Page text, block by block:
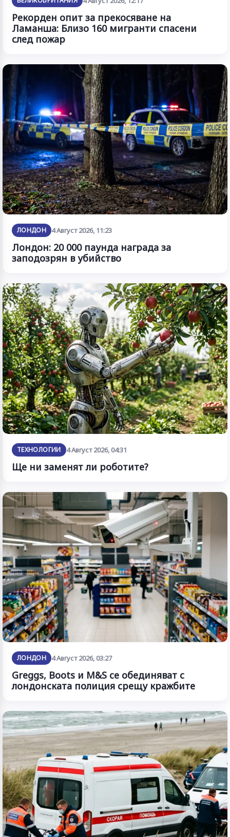
Рекорден опит за прекосяване на
Ламанша: Близо 160 мигранти спасени
след пожар
ЛОНДОН 4 Август 2026, 11:23
Лондон: 20 000 паунда награда за
заподозрян в убийство
ТЕХНОЛОГИИ 4 Август 2026, 04:31
Ще ни заменят ли роботите?
ЛОНДОН 4 Август 2026, 03:27
Greggs, Boots и M&S се обединяват с
лондонската полиция срещу кражбите